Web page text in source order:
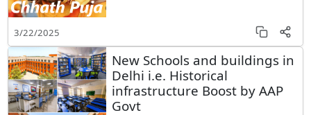
3/22/2025
New Schools and buildings in
Delhi i.e. Historical
infrastructure Boost by AAP
Govt